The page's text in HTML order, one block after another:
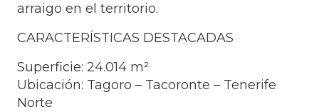
arraigo en el territorio.
CARACTERÍSTICAS DESTACADAS
Superficie: 24.014 m²
Ubicación: Tagoro – Tacoronte – Tenerife
Norte